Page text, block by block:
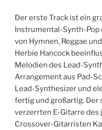
Der erste Track ist ein
Instrumental-Synth-Pop
von Hymnen, Reggae
Herbie Hancock
Melodien des Lead-
Arrangement aus Pad-
Lead-Synthesizer und
fertig und großartig. Der
verzerrten E-Gitarre des
Crossover-Gitarristen